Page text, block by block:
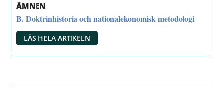
ÄMNEN
B. Doktrinhistoria och nationalekonomisk metodologi
LÄS HELA ARTIKELN